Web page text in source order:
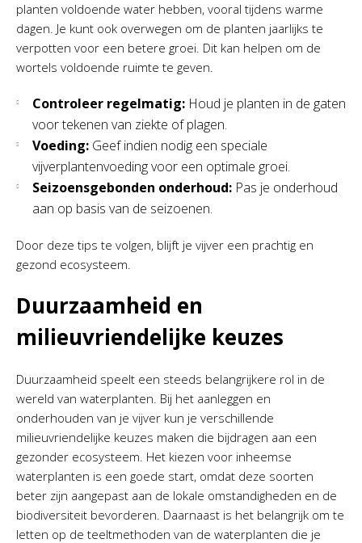
planten voldoende water hebben, vooral tijdens warme
dagen. Je kunt ook overwegen om de planten jaarlijks te
verpotten voor een betere groei. Dit kan helpen om de
wortels voldoende ruimte te geven.
Controleer regelmatig: Houd je planten in de gaten
voor tekenen van ziekte of plagen.
Voeding: Geef indien nodig een speciale
vijverplantenvoeding voor een optimale groei.
Seizoensgebonden onderhoud: Pas je onderhoud
aan op basis van de seizoenen.
Door deze tips te volgen, blijft je vijver een prachtig en
gezond ecosysteem.
Duurzaamheid en
milieuvriendelijke keuzes
Duurzaamheid speelt een steeds belangrijkere rol in de
wereld van waterplanten. Bij het aanleggen en
onderhouden van je vijver kun je verschillende
milieuvriendelijke keuzes maken die bijdragen aan een
gezonder ecosysteem. Het kiezen voor inheemse
waterplanten is een goede start, omdat deze soorten
beter zijn aangepast aan de lokale omstandigheden en de
biodiversiteit bevorderen. Daarnaast is het belangrijk om te
letten op de teeltmethoden van de waterplanten die je